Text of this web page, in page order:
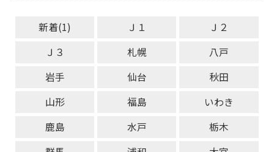
新着(1) Ｊ１
Ｊ２
Ｊ３
札幌
八戸
岩手
仙台
秋田
山形
福島
いわき
鹿島
水戸
栃木